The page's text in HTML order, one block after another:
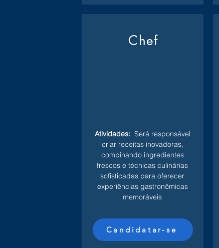
Chef
Atividades: Será responsável
criar receitas inovadoras,
combinando ingredientes
frescos e técnicas culinárias
sofisticadas para oferecer
experiências gastronômicas
memoráveis
Candidatar-se